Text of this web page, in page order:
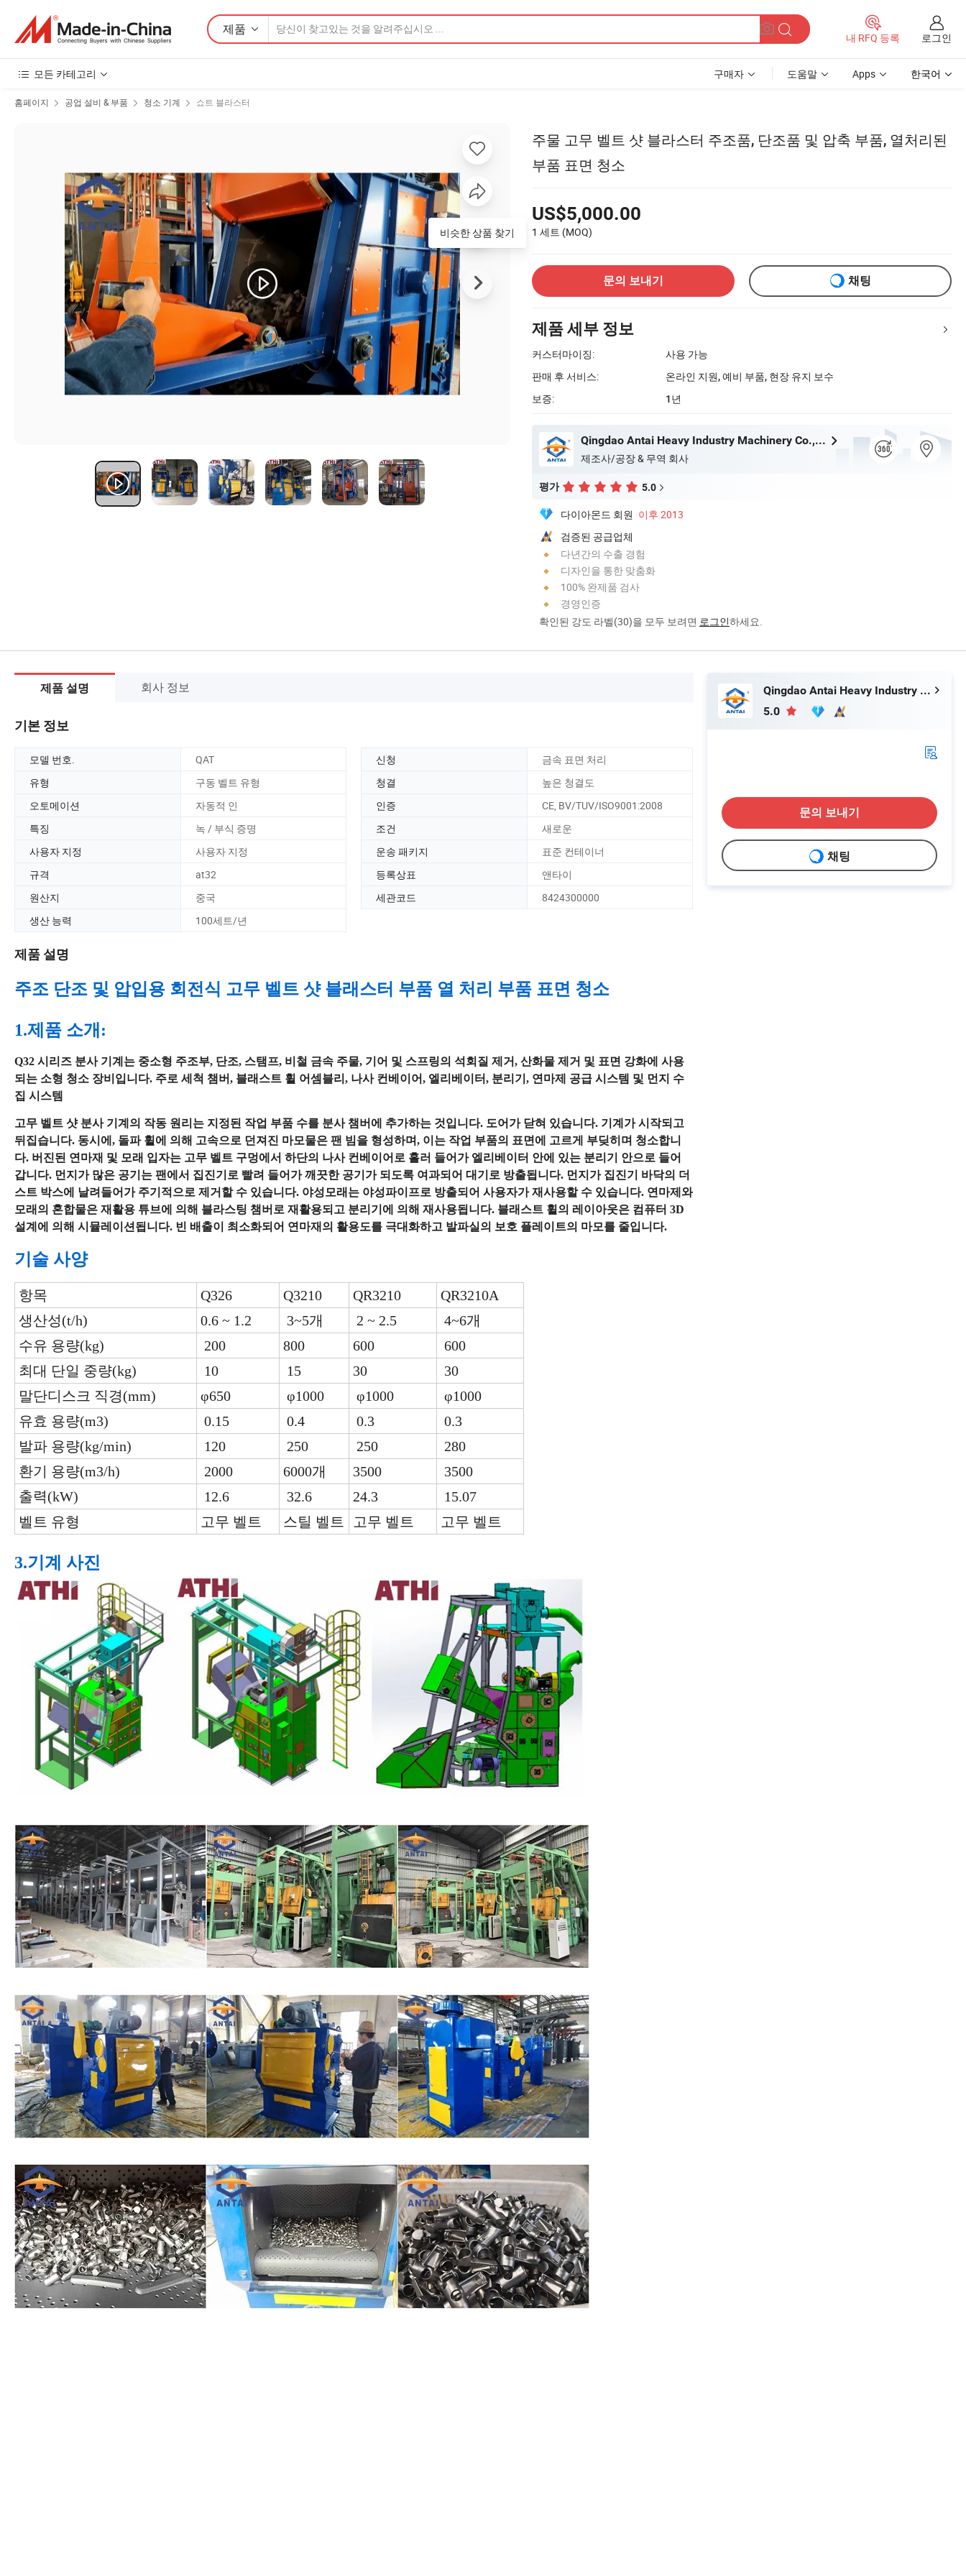
제품
내 RFQ 등록 로그인
모든 카테고리 구매자 도움말 Apps 한국어
홈페이지 공업 설비 & 부품 청소 기계 쇼트 블라스터
주물 고무 벨트 샷 블라스터 주조품, 단조품 및 압축 부품, 열처리된
부품 표면 청소
US$5,000.00
1 세트 (MOQ)
문의 보내기 채팅
제품 세부 정보
커스터마이징:
사용 가능
판매 후 서비스:
온라인 지원, 예비 부품, 현장 유지 보수
보증:
1년
Qingdao Antai Heavy Industry Machinery Co., Ltd.
제조사/공장 & 무역 회사
평가 5.0
다이아몬드 회원 이후 2013
검증된 공급업체
다년간의 수출 경험
디자인을 통한 맞춤화
100% 완제품 검사
경영인증
확인된 강도 라벨(30)을 모두 보려면 로그인하세요.
비슷한 상품 찾기
제품 설명 회사 정보
기본 정보
모델 번호. QAT 신청
금속 표면 처리
유형
구동 벨트 유형 청결
높은 청결도
오토메이션
자동적 인 인증
CE, BV/TUV/ISO9001:2008
특징
녹 / 부식 증명 조건
새로운
사용자 지정
사용자 지정 운송 패키지
표준 컨테이너
규격
at32 등록상표
앤타이
원산지
중국 세관코드
8424300000
생산 능력
100세트/년
제품 설명
주조 단조 및 압입용 회전식 고무 벨트 샷 블래스터 부품 열 처리 부품 표면 청소
1.제품 소개:
Q32 시리즈 분사 기계는 중소형 주조부, 단조, 스탬프, 비철 금속 주물, 기어 및 스프링의 석회질 제거, 산화물 제거 및 표면 강화에 사용
되는 소형 청소 장비입니다. 주로 세척 챔버, 블래스트 휠 어셈블리, 나사 컨베이어, 엘리베이터, 분리기, 연마제 공급 시스템 및 먼지 수
집 시스템
고무 벨트 샷 분사 기계의 작동 원리는 지정된 작업 부품 수를 분사 챔버에 추가하는 것입니다. 도어가 닫혀 있습니다. 기계가 시작되고
뒤집습니다. 동시에, 돌파 휠에 의해 고속으로 던져진 마모물은 팬 빔을 형성하며, 이는 작업 부품의 표면에 고르게 부딪히며 청소합니
다. 버진된 연마재 및 모래 입자는 고무 벨트 구멍에서 하단의 나사 컨베이어로 흘러 들어가 엘리베이터 안에 있는 분리기 안으로 들어
갑니다. 먼지가 많은 공기는 팬에서 집진기로 빨려 들어가 깨끗한 공기가 되도록 여과되어 대기로 방출됩니다. 먼지가 집진기 바닥의 더
스트 박스에 날려들어가 주기적으로 제거할 수 있습니다. 야성모래는 야성파이프로 방출되어 사용자가 재사용할 수 있습니다. 연마제와
모래의 혼합물은 재활용 튜브에 의해 블라스팅 챔버로 재활용되고 분리기에 의해 재사용됩니다. 블래스트 휠의 레이아웃은 컴퓨터 3D
설계에 의해 시뮬레이션됩니다. 빈 배출이 최소화되어 연마재의 활용도를 극대화하고 발파실의 보호 플레이트의 마모를 줄입니다.
기술 사양
항목 Q326 Q3210 QR3210
QR3210A
생산성(t/h)
0.6 ~ 1.2 3~5개 2 ~ 2.5
4~6개
수유 용량(kg)
200 800 600
600
최대 단일 중량(kg)
10 15 30
30
말단디스크 직경(mm)
φ650 φ1000 φ1000
φ1000
유효 용량(m3) 0.15 0.4 0.3
0.3
발파 용량(kg/min)
120 250 250
280
환기 용량(m3/h) 2000 6000개 3500
3500
출력(kW)
12.6 32.6 24.3
15.07
벨트 유형
고무 벨트 스틸 벨트 고무 벨트 고무 벨트
3.기계 사진
Qingdao Antai Heavy Industry Machinery Co., Ltd.
5.0
문의 보내기
채팅